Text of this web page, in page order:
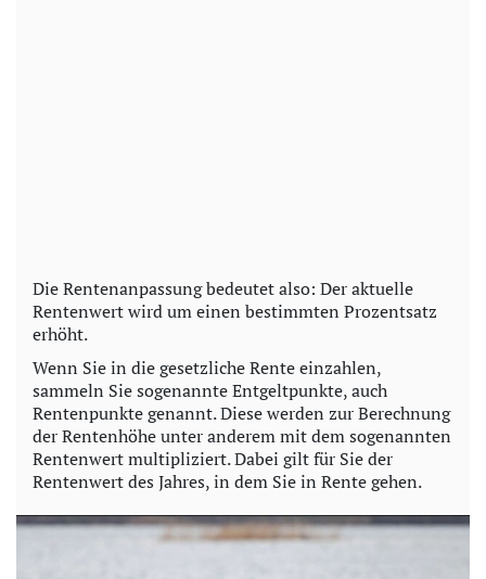
Die Rentenanpassung bedeutet also: Der aktuelle
Rentenwert wird um einen bestimmten Prozentsatz
erhöht.
Wenn Sie in die gesetzliche Rente einzahlen,
sammeln Sie sogenannte Entgeltpunkte, auch
Rentenpunkte genannt. Diese werden zur Berechnung
der Rentenhöhe unter anderem mit dem sogenannten
Rentenwert multipliziert. Dabei gilt für Sie der
Rentenwert des Jahres, in dem Sie in Rente gehen.